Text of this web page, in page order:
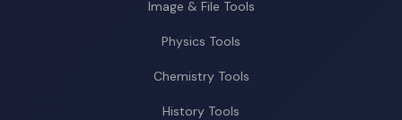
Image & File Tools
Physics Tools
Chemistry Tools
History Tools